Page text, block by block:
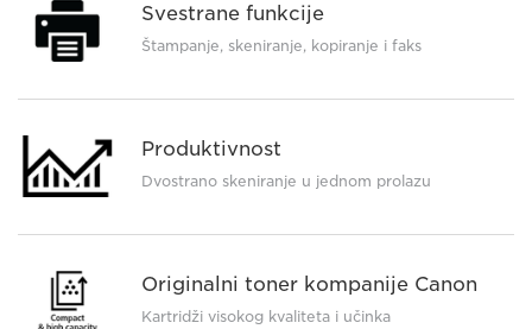
Svestrane funkcije
Štampanje, skeniranje, kopiranje i faks
Produktivnost
Dvostrano skeniranje u jednom prolazu
Originalni toner kompanije Canon
Kartridži visokog kvaliteta i učinka